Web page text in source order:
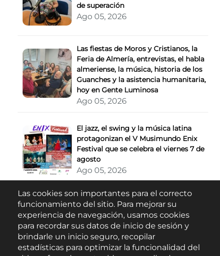
de superación
Ago 05, 2026
Las fiestas de Moros y Cristianos, la
Feria de Almería, entrevistas, el habla
almeriense, la música, historia de los
Guanches y la asistencia humanitaria,
hoy en Gente Luminosa
Ago 05, 2026
El jazz, el swing y la música latina
protagonizan el V Musimundo Enix
Festival que se celebra el viernes 7 de
agosto
Ago 05, 2026
Buscar
Las cookies son importantes para el correcto
funcionamiento del sitio. Para mejorar su
experiencia de navegación, usamos cookies
para recordar sus datos de inicio de sesión y
brindarle un inicio seguro, recopilar
estadísticas para optimizar la funcionalidad del